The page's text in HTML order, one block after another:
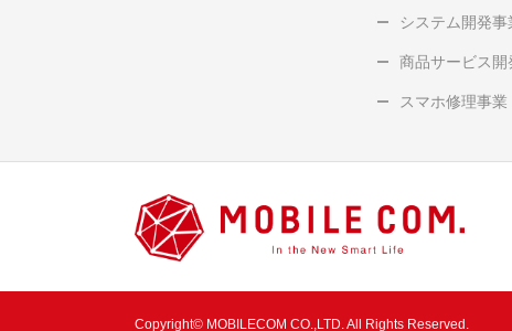
システム開発事
商品サービス開
スマホ修理事業
Copyright© MOBILECOM CO.,LTD. All Rights Reserved.